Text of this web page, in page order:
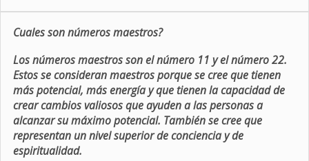
Cuales son números maestros?
Los números maestros son el número 11 y el número 22.
Estos se consideran maestros porque se cree que tienen
más potencial, más energía y que tienen la capacidad de
crear cambios valiosos que ayuden a las personas a
alcanzar su máximo potencial. También se cree que
representan un nivel superior de conciencia y de
espiritualidad.